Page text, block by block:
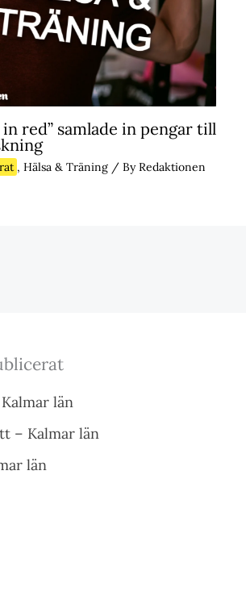
in red” samlade in pengar till
, Hälsa & Träning/ ByRedaktionen
län
– Kalmar län
län